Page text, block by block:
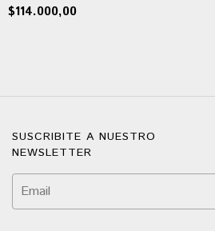
$114.000,00
SUSCRIBITE A NUESTRO
NEWSLETTER